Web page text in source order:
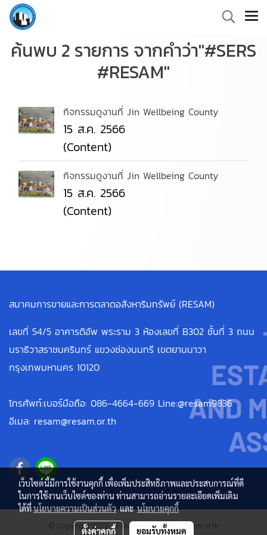
ค้นพบ 2 รายการ จากคำว่า"#SERS
#RESAM"
กิจกรรมดูงานที่ Jin Wellbeing County
15 ส.ค. 2566
(Content)
กิจกรรมดูงานที่ Jin Wellbeing County
15 ส.ค. 2566
(Content)
สมาคมการขายและการตลาดอสังหาริมทรัพย์ (RESAM)
เลขที่ 54/5 อาคารดิอัพ พระราม 3 ห้องเลขที่ B302 ชั้นที่ 3 ถนน
นราธิวาสราชนครินทร์ แขวงช่องนนทรี เขตยานนาวา
กรุงเทพมหานคร 10120
โทรศัพท์:เบอร์มือถือ: 086-4664-669 Line:@resam9836
อีเมล: resam@resam.or.th
© Copyright 2019 All Rights Reserved. resam.or.th
เว็บไซต์นี้มีการใช้งานคุกกี้ เพื่อเพิ่มประสิทธิภาพและประสบการณ์ที่ดี
ในการใช้งานเว็บไซต์ของท่าน ท่านสามารถอ่านรายละเอียดเพิ่มเติม
ได้ที่นโยบายความเป็นส่วนตัวและนโยบายคุกกี้
ตั้งค่าคุกกี้ ยอมรับทั้งหมด